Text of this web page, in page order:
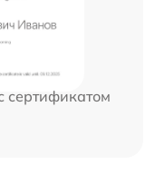
сертификатом